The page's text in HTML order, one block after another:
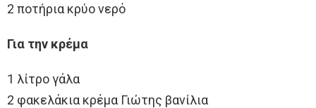
2 ποτήρια κρύο νερό
Για την κρέμα
1 λίτρο γάλα
2 φακελάκια κρέμα Γιώτης βανίλια